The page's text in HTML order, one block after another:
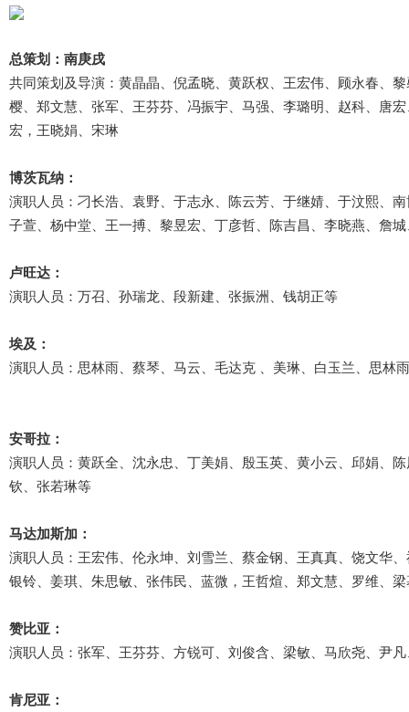
总策划：南庚戌
共同策划及导演：黄晶晶、倪孟晓、黄跃权、王宏伟、顾永春、
樱、郑文慧、张军、王芬芬、冯振宇、马强、李璐明、赵科、唐
宏，王晓娟、宋琳
博茨瓦纳：
演职人员：刁长浩、袁野、于志永、陈云芳、于继婧、于汶熙、
子萱、杨中堂、王一搏、黎昱宏、丁彦哲、陈吉昌、李晓燕、詹
卢旺达：
演职人员：万召、孙瑞龙、段新建、张振洲、钱胡正等
埃及：
演职人员：思林雨、蔡琴、马云、毛达克 、美琳、白玉兰、思林
安哥拉：
演职人员：黄跃全、沈永忠、丁美娟、殷玉英、黄小云、邱娟、
钦、张若琳等
马达加斯加：
演职人员：王宏伟、伦永坤、刘雪兰、蔡金钢、王真真、饶文华
银铃、姜琪、朱思敏、张伟民、蓝微，王哲煊、郑文慧、罗维、
赞比亚：
演职人员：张军、王芬芬、方锐可、刘俊含、梁敏、马欣尧、尹
肯尼亚：